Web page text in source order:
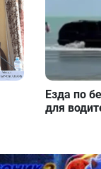
Езда по
для